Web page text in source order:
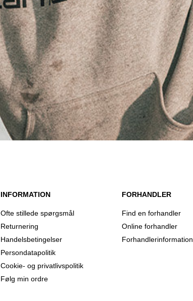
INFORMATION
Ofte stillede spørgsmål
Returnering
Handelsbetingelser
Persondatapolitik
Cookie- og privatlivspolitik
Følg min ordre
FORHANDLER
Find en forhandler
Online forhandler
Forhandlerinformation